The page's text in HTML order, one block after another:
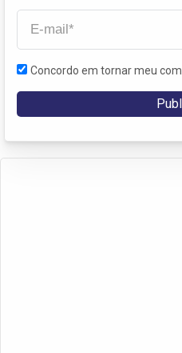
Concordo em tornar meu